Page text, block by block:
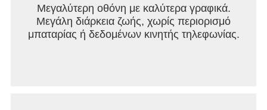
Μεγαλύτερη οθόνη με καλύτερα γραφικά.
Μεγάλη διάρκεια ζωής, χωρίς περιορισμό
μπαταρίας ή δεδομένων κινητής τηλεφωνίας.